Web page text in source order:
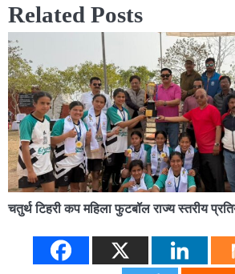
Related Posts
चतुर्थ टिहरी कप महिला फुटबॉल राज्य स्तरीय